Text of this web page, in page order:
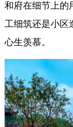
和府在细节上的
工细筑还是小区
心生羡慕。